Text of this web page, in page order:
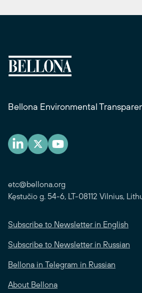
Bellona Environmental
etc@bellona.org
Kęstučio g. 54-6, LT-08112 Vilnius,
Subscribe to Newsletter in English
Subscribe to Newsletter in Russian
Bellona in Telegram in Russian
About Bellona